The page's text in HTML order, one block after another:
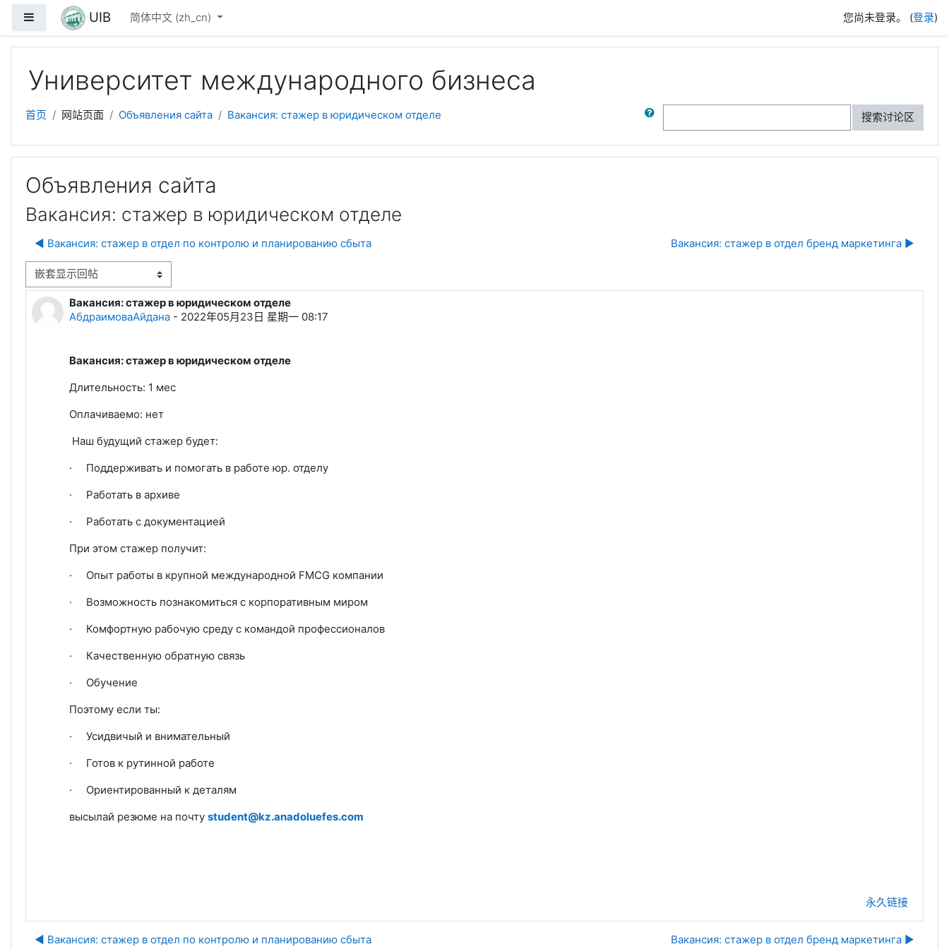
停靠面板 UIB 简体中文 ‎(zh_cn)‎ 您尚未登录。 (登录)
Университет международного бизнеса
首页 网站页面 Объявления сайта Вакансия: стажер в юридическом отделе
搜索讨论区
Объявления сайта
Вакансия: стажер в юридическом отделе
◀︎ Вакансия: стажер в отдел по контролю и планированию сбыта Вакансия: стажер в отдел бренд маркетинга ▶︎
显示模式
Вакансия: стажер в юридическом отделе
АбдраимоваАйдана - 2022年05月23日 星期一 08:17
回帖数：0
Вакансия: стажер в юридическом отделе
Длительность: 1 мес
Оплачиваемо: нет
Наш будущий стажер будет:
· Поддерживать и помогать в работе юр. отделу
· Работать в архиве
· Работать с документацией
При этом стажер получит:
· Опыт работы в крупной международной FMCG компании
· Возможность познакомиться с корпоративным миром
· Комфортную рабочую среду с командой профессионалов
· Качественную обратную связь
· Обучение
Поэтому если ты:
· Усидвичый и внимательный
· Готов к рутинной работе
· Ориентированный к деталям
высылай резюме на почту student@kz.anadoluefes.com
永久链接
◀︎ Вакансия: стажер в отдел по контролю и планированию сбыта Вакансия: стажер в отдел бренд маркетинга ▶︎